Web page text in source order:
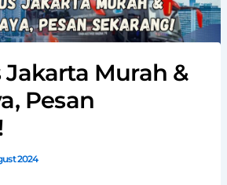
Jakarta Murah &
Pesan
2024